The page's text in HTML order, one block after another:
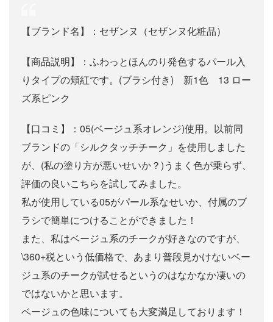
【ブランド名】：セザンヌ（セザンヌ化粧品）
【商品説明】：ふわっとほんのり発色するパール入
りタイプの頬紅です。(ブラシ付き) 新1色 13 ロー
ズ系ピンク
【口コミ】：05(ベージュ系オレンジ)使用。以前同
ブランドの「シルクタッチチーク」を使用しました
が、(私の塗り方が悪いせいか？)うまく色が乗らず、
評価の良いこちらを試してみました。
私が使用している05がパール系なせいか、付属のブ
ラシで簡単につけることができました！
また、私はベージュ系のチークが好きなのですが、
\360+税という低価格で、あまり普段見かけないベー
ジュ系のチークが試せるというのはなかなか凄いの
ではないかと思います。
ベージュの色味についても大変満足しております！